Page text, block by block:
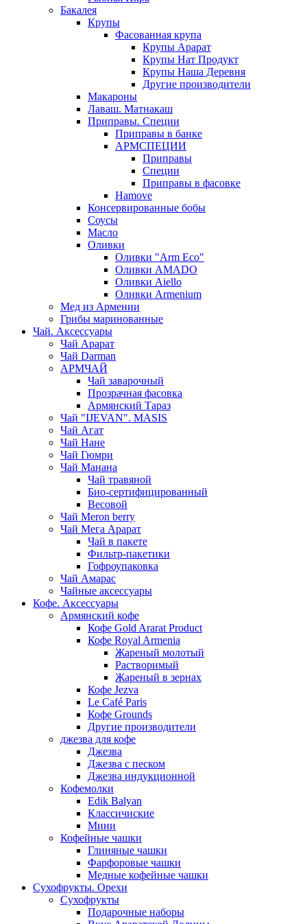
Бакалея
Крупы
Фасованная крупа
Крупы Арарат
Крупы Нат Продукт
Крупы Наша Деревня
Другие производители
Макароны
Лаваш. Матнакаш
Приправы. Специи
Приправы в банке
АРМСПЕЦИИ
Приправы
Специи
Приправы в фасовке
Hamove
Консервированные бобы
Соусы
Масло
Оливки
Оливки "Arm Eco"
Оливки AMADO
Оливки Aiello
Оливки Armenium
Мед из Армении
Грибы маринованные
Чай. Аксессуары
Чай Арарат
Чай Darman
АРМЧАЙ
Чай заварочный
Прозрачная фасовка
Армянский Тараз
Чай "IJEVAN". MASIS
Чай Агат
Чай Нане
Чай Гюмри
Чай Манана
Чай травяной
Био-сертифицированный
Весовой
Чай Meron berry
Чай Мега Арарат
Чай в пакете
Фильтр-пакетики
Гофроупаковка
Чай Амарас
Чайные аксессуары
Кофе. Аксессуары
Армянский кофе
Кофе Gold Ararat Product
Кофе Royal Armenia
Жареный молотый
Растворимый
Жареный в зернах
Кофе Jezva
Le Café Paris
Кофе Grounds
Другие производители
джезва для кофе
Джезва
Джезва с песком
Джезва индукционной
Кофемолки
Edik Balyan
Классичиские
Мини
Кофейные чашки
Глиняные чашки
Фарфоровые чашки
Медные кофейные чашки
Сухофрукты. Орехи
Сухофрукты
Подарочные наборы